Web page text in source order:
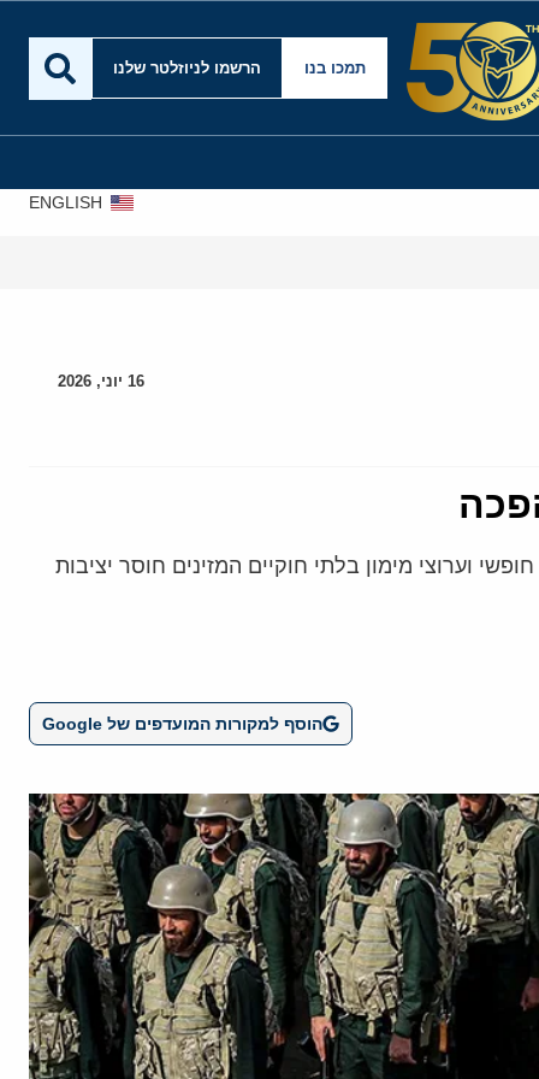
תמכו בנו הרשמו לניוזלטר שלנו
ENGLISH
16 יוני, 2026
וערוצי מימון בלתי חוקיים המזינים חוסר יציבות
הוסף למקורות המועדפים של Google